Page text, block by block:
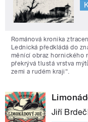
Románová kronika
Lednická předkládá do
měnící obraz hornického
překrývá tlustá vrstva
zemi a rudém kraji“.
Jiří